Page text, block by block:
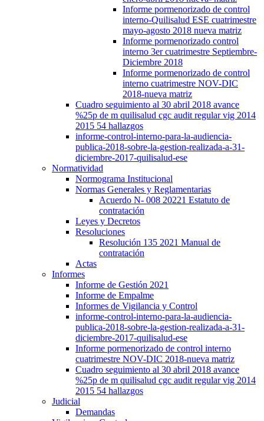
Informe pormenorizado de control
interno-Quilisalud ESE cuatrimestre
mayo-agosto 2018 nueva matriz
Informe pormenorizado control
interno 3er cuatrimestre Septiembre-
Diciembre 2018
Informe pormenorizado de control
interno cuatrimestre NOV-DIC
2018-nueva matriz
Cuadro seguimiento al 30 abril 2018 avance
%25p de m quilisalud cgc audit regular vig 2014
2015 54 hallazgos
informe-control-interno-para-la-audiencia-
publica-2018-sobre-la-gestion-realizada-a-31-
diciembre-2017-quilisalud-ese
Normatividad
Normograma Institucional
Normas Generales y Reglamentarias
Acuerdo N- 008 20221 Estatuto de
contratación
Leyes y Decretos
Resoluciones
Resolución 135 2021 Manual de
contratación
Actas
Informes
Informe de Gestión 2021
Informe de Empalme
Informes de Vigilancia y Control
informe-control-interno-para-la-audiencia-
publica-2018-sobre-la-gestion-realizada-a-31-
diciembre-2017-quilisalud-ese
Informe pormenorizado de control interno
cuatrimestre NOV-DIC 2018-nueva matriz
Cuadro seguimiento al 30 abril 2018 avance
%25p de m quilisalud cgc audit regular vig 2014
2015 54 hallazgos
Judicial
Demandas